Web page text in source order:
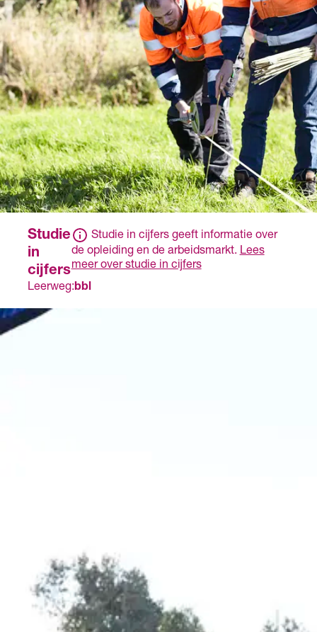
salaris.
Studie
in
cijfers
Studie in cijfers geeft informatie over
de opleiding en de arbeidsmarkt. Lees
meer over studie in cijfers
Leerweg: bbl